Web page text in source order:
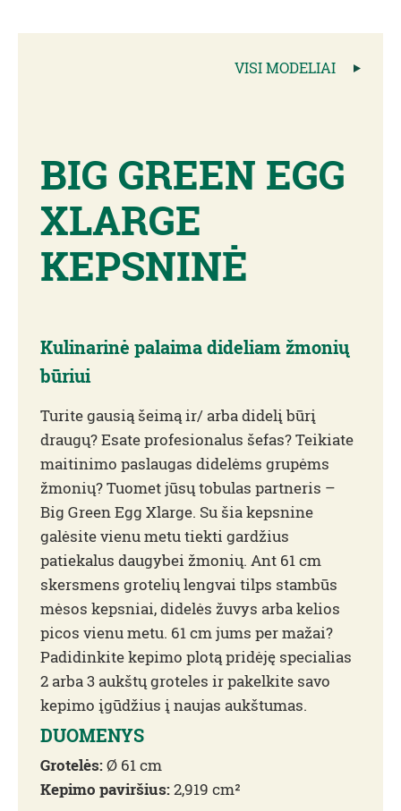
VISI MODELIAI
BIG GREEN EGG
XLARGE
KEPSNINĖ
Kulinarinė palaima dideliam žmonių
būriui
Turite gausią šeimą ir/ arba didelį būrį
draugų? Esate profesionalus šefas? Teikiate
maitinimo paslaugas didelėms grupėms
žmonių? Tuomet jūsų tobulas partneris –
Big Green Egg Xlarge. Su šia kepsnine
galėsite vienu metu tiekti gardžius
patiekalus daugybei žmonių. Ant 61 cm
skersmens grotelių lengvai tilps stambūs
mėsos kepsniai, didelės žuvys arba kelios
picos vienu metu. 61 cm jums per mažai?
Padidinkite kepimo plotą pridėję specialias
2 arba 3 aukštų groteles ir pakelkite savo
kepimo įgūdžius į naujas aukštumas.
DUOMENYS
Grotelės:Ø 61 cm
Kepimo paviršius:2,919 cm²